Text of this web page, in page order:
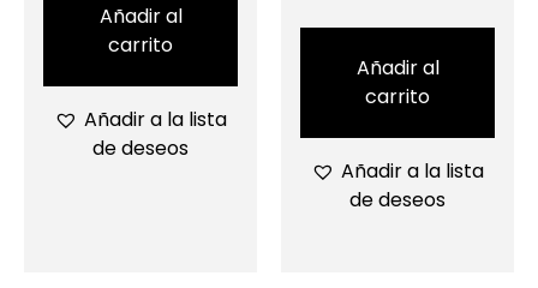
Añadir al
carrito
Añadir a la lista
de deseos
Añadir al
carrito
Añadir a la lista
de deseos